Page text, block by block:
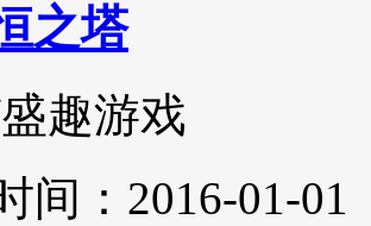
之塔
趣游戏
间：2016-01-01